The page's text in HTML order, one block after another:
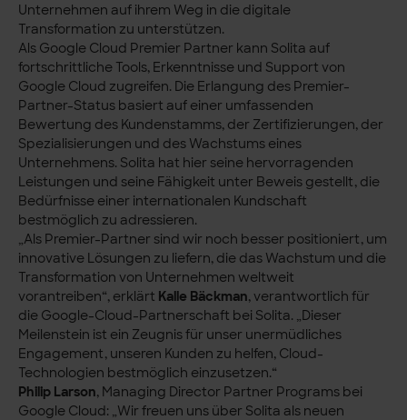
Unternehmen auf ihrem Weg in die digitale
Transformation zu unterstützen.
Als Google Cloud Premier Partner kann Solita auf
fortschrittliche Tools, Erkenntnisse und Support von
Google Cloud zugreifen. Die Erlangung des Premier-
Partner-Status basiert auf einer umfassenden
Bewertung des Kundenstamms, der Zertifizierungen, der
Spezialisierungen und des Wachstums eines
Unternehmens. Solita hat hier seine hervorragenden
Leistungen und seine Fähigkeit unter Beweis gestellt, die
Bedürfnisse einer internationalen Kundschaft
bestmöglich zu adressieren.
„Als Premier-Partner sind wir noch besser positioniert, um
innovative Lösungen zu liefern, die das Wachstum und die
Transformation von Unternehmen weltweit
vorantreiben“, erklärt Kalle Bäckman, verantwortlich für
die Google-Cloud-Partnerschaft bei Solita. „Dieser
Meilenstein ist ein Zeugnis für unser unermüdliches
Engagement, unseren Kunden zu helfen, Cloud-
Technologien bestmöglich einzusetzen.“
Philip Larson, Managing Director Partner Programs bei
Google Cloud: „Wir freuen uns über Solita als neuen